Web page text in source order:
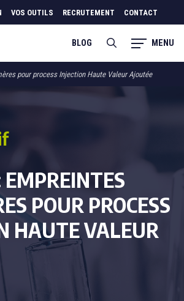
VOS OUTILS RECRUTEMENT CONTACT
BLOG MENU
pour process Injection Haute Valeur Ajoutée
POUR PROCESS
HAUTE VALEUR